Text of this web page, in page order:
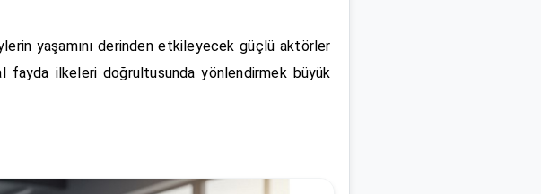
yaşamını derinden etkileyecek güçlü aktörler
ilkeleri doğrultusunda yönlendirmek büyük